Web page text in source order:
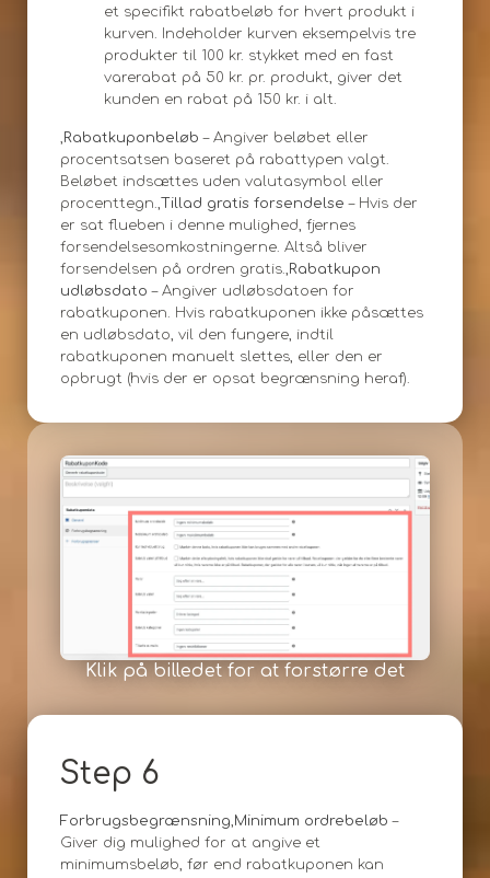
et specifikt rabatbeløb for hvert produkt i
kurven. Indeholder kurven eksempelvis tre
produkter til 100 kr. stykket med en fast
varerabat på 50 kr. pr. produkt, giver det
kunden en rabat på 150 kr. i alt.
,Rabatkuponbeløb – Angiver beløbet eller
procentsatsen baseret på rabattypen valgt.
Beløbet indsættes uden valutasymbol eller
procenttegn., Tillad gratis forsendelse – Hvis der
er sat flueben i denne mulighed, fjernes
forsendelsesomkostningerne. Altså bliver
forsendelsen på ordren gratis.,Rabatkupon
udløbsdato – Angiver udløbsdatoen for
rabatkuponen. Hvis rabatkuponen ikke påsættes
en udløbsdato, vil den fungere, indtil
rabatkuponen manuelt slettes, eller den er
opbrugt (hvis der er opsat begrænsning heraf).
Step 6
Forbrugsbegrænsning,Minimum ordrebeløb –
Giver dig mulighed for at angive et
minimumsbeløb, før end rabatkuponen kan
Klik på billedet for at forstørre det